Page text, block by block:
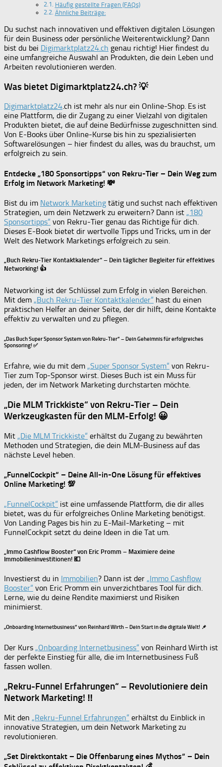
Häufig gestellte Fragen (FAQs)
Ähnliche Beiträge:
Du suchst nach innovativen und effektiven digitalen Lösungen
für dein Business oder persönliche Weiterentwicklung? Dann
bist du bei Digimarktplatz24.ch genau richtig! Hier findest du
eine umfangreiche Auswahl an Produkten, die dein Leben und
Arbeiten revolutionieren werden.
Was bietet Digimarktplatz24.ch? 💡
Digimarktplatz24.ch ist mehr als nur ein Online-Shop. Es ist
eine Plattform, die dir Zugang zu einer Vielzahl von digitalen
Produkten bietet, die auf deine Bedürfnisse zugeschnitten sind.
Von E-Books über Online-Kurse bis hin zu spezialisierten
Softwarelösungen – hier findest du alles, was du brauchst, um
erfolgreich zu sein.
Entdecke „180 Sponsortipps“ von Rekru-Tier – Dein Weg zum
Erfolg im Network Marketing! 💸
Bist du im Network Marketing tätig und suchst nach effektiven
Strategien, um dein Netzwerk zu erweitern? Dann ist „180
Sponsortipps“ von Rekru-Tier genau das Richtige für dich.
Dieses E-Book bietet dir wertvolle Tipps und Tricks, um in der
Welt des Network Marketings erfolgreich zu sein.
„Buch Rekru-Tier Kontaktkalender“ – Dein täglicher Begleiter für effektives
Networking! 👍
Networking ist der Schlüssel zum Erfolg in vielen Bereichen.
Mit dem „Buch Rekru-Tier Kontaktkalender“ hast du einen
praktischen Helfer an deiner Seite, der dir hilft, deine Kontakte
effektiv zu verwalten und zu pflegen.
„Das Buch Super Sponsor System von Rekru-Tier“ – Dein Geheimnis für erfolgreiches
Sponsoring! ✅
Erfahre, wie du mit dem „Super Sponsor System“ von Rekru-
Tier zum Top-Sponsor wirst. Dieses Buch ist ein Muss für
jeden, der im Network Marketing durchstarten möchte.
„Die MLM Trickkiste“ von Rekru-Tier – Dein
Werkzeugkasten für den MLM-Erfolg! 😀
Mit „Die MLM Trickkiste“ erhältst du Zugang zu bewährten
Methoden und Strategien, die dein MLM-Business auf das
nächste Level heben.
„FunnelCockpit“ – Deine All-in-One Lösung für effektives
Online Marketing! 💯
„FunnelCockpit“ ist eine umfassende Plattform, die dir alles
bietet, was du für erfolgreiches Online Marketing benötigst.
Von Landing Pages bis hin zu E-Mail-Marketing – mit
FunnelCockpit setzt du deine Ideen in die Tat um.
„Immo Cashflow Booster“ von Eric Promm – Maximiere deine
Immobilieninvestitionen! 💶
Investierst du in Immobilien? Dann ist der „Immo Cashflow
Booster“ von Eric Promm ein unverzichtbares Tool für dich.
Lerne, wie du deine Rendite maximierst und Risiken
minimierst.
„Onboarding Internetbusiness“ von Reinhard Wirth – Dein Start in die digitale Welt! 📌
Der Kurs „Onboarding Internetbusiness“ von Reinhard Wirth ist
der perfekte Einstieg für alle, die im Internetbusiness Fuß
fassen wollen.
„Rekru-Funnel Erfahrungen“ – Revolutioniere dein
Network Marketing! ‼️
Mit den „Rekru-Funnel Erfahrungen“ erhältst du Einblick in
innovative Strategien, um dein Network Marketing zu
revolutionieren.
„Set Direktkontakt – Die Offenbarung eines Mythos“ – Dein